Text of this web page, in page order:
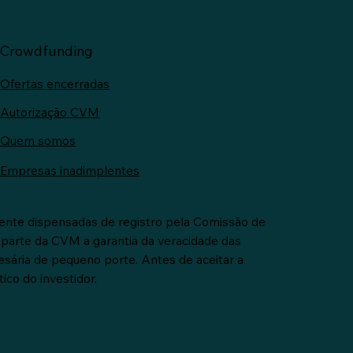
dispensadas de registro pela Comissão de
da CVM a garantia da veracidade das
de pequeno porte. Antes de aceitar a
do investidor.
Crowdfunding
Ofertas encerradas
Autorização CVM
Quem somos
Empresas inadimplentes